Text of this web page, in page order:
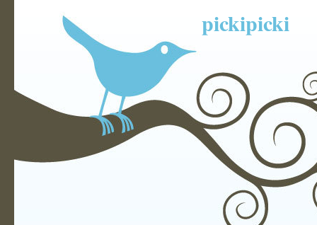
pickipicki